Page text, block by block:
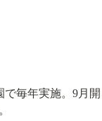
毎年実施。9月開